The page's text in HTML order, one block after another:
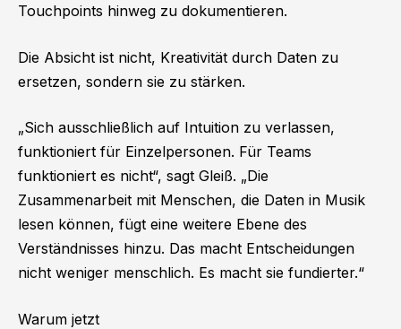
Touchpoints hinweg zu dokumentieren.
Die Absicht ist nicht, Kreativität durch Daten zu
ersetzen, sondern sie zu stärken.
„Sich ausschließlich auf Intuition zu verlassen,
funktioniert für Einzelpersonen. Für Teams
funktioniert es nicht“, sagt Gleiß. „Die
Zusammenarbeit mit Menschen, die Daten in Musik
lesen können, fügt eine weitere Ebene des
Verständnisses hinzu. Das macht Entscheidungen
nicht weniger menschlich. Es macht sie fundierter.“
Warum jetzt